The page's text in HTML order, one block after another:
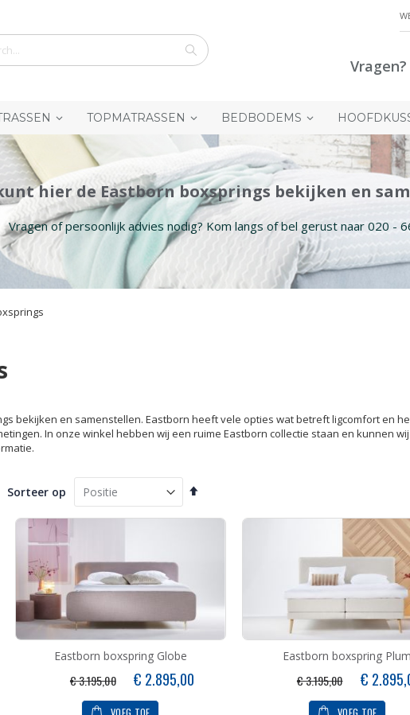
TOPMATRASSEN BEDBODEMS
hier de Eastborn boxsprings bekijken en
Vragen of persoonlijk advies nodig? Kom langs of bel gerust naar 020 -
bekijken en samenstellen. Eastborn heeft vele opties wat betreft ligcomfort en
In onze winkel hebben wij een ruime Eastborn collectie staan en kunnen
Sorteer op
Van
naar
Eastborn boxspring Globe
€ 3.195,00
Speciale
prijs€ 2.895,00
Eastborn boxspring Plum
€ 3.195,00
Speciale
prijs
€